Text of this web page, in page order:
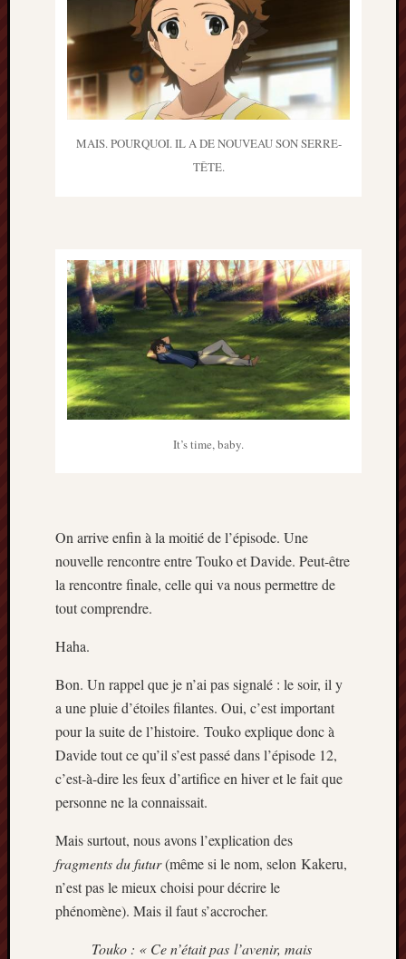
MAIS. POURQUOI. IL A DE NOUVEAU SON SERRE-
TÊTE.
It’s time, baby.
On arrive enfin à la moitié de l’épisode. Une
nouvelle rencontre entre Touko et Davide. Peut-être
la rencontre finale, celle qui va nous permettre de
tout comprendre.
Haha.
Bon. Un rappel que je n’ai pas signalé : le soir, il y
a une pluie d’étoiles filantes. Oui, c’est important
pour la suite de l’histoire. Touko explique donc à
Davide tout ce qu’il s’est passé dans l’épisode 12,
c’est-à-dire les feux d’artifice en hiver et le fait que
personne ne la connaissait.
Mais surtout, nous avons l’explication des
fragments du futur(même si le nom, selon Kakeru,
n’est pas le mieux choisi pour décrire le
phénomène). Mais il faut s’accrocher.
Touko : « Ce n’était pas l’avenir, mais